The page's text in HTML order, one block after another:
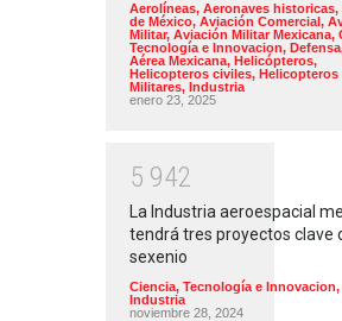
Aerolíneas, Aeronaves historicas,
de México, Aviación Comercial ,
Militar, Aviación Militar Mexicana,
Tecnología e Innovacion, Defensa
Aérea Mexicana, Helicópteros,
Helicopteros civiles, Helicopteros
Militares, Industria
enero 23, 2025
5 942
La Industria aeroespacial
tendrá tres proyectos clave
sexenio
Ciencia, Tecnología e Innovacion,
Industria
noviembre 28, 2024